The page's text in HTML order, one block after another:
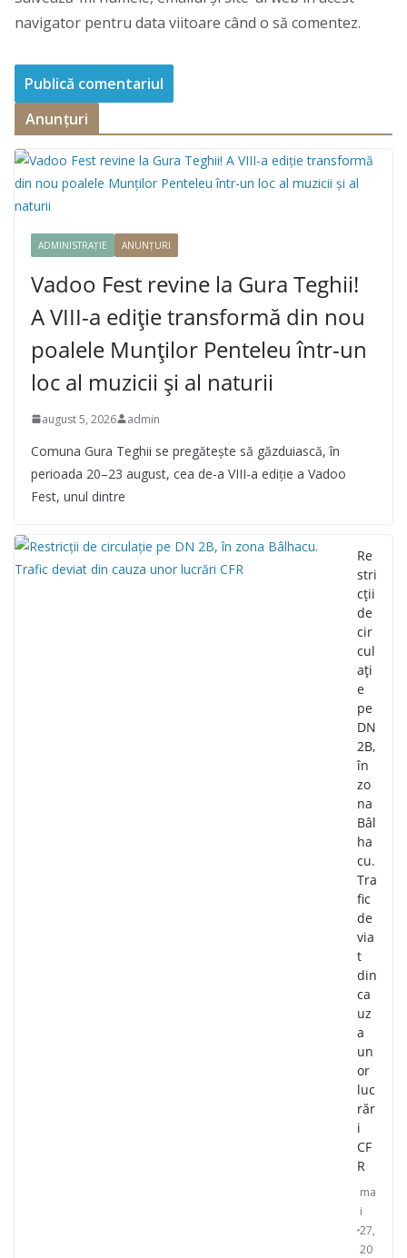
navigator pentru data viitoare când o să comentez.
Anunțuri
ADMINISTRAȚIE ANUNȚURI
Vadoo Fest revine la Gura Teghii!
A VIII-a ediție transformă din nou
poalele Munților Penteleu într-un
loc al muzicii și al naturii
august 5, 2026 admin
Comuna Gura Teghii se pregătește să găzduiască, în
perioada 20–23 august, cea de-a VIII-a ediție a Vadoo
Fest, unul dintre
Re
stri
cții
de
cir
cul
ați
e
pe
DN
2B,
în
zo
na
Bâl
ha
cu.
Tra
fic
de
via
t
din
ca
uz
a
un
or
luc
răr
i
CF
R
ma
i
27,
20